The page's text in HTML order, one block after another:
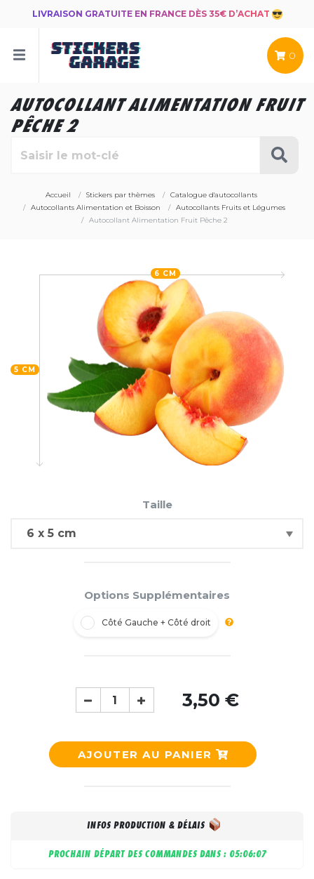
LIVRAISON GRATUITE EN FRANCE DÈS 35€ D’ACHAT
0
AUTOCOLLANT ALIMENTATION FRUIT
PÊCHE 2
Accueil Stickers par thèmes
Catalogue d'autocollants
Autocollants Alimentation et Boisson
Autocollants Fruits et Légumes
Autocollant Alimentation Fruit Pêche 2
5 CM
6 CM
Taille
Options Supplémentaires
Côté Gauche + Côté droit
3,50 €
AJOUTER AU PANIER
INFOS PRODUCTION & DÉLAIS
PROCHAIN DÉPART DES COMMANDES DANS : 05:06:07